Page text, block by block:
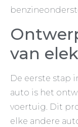
van
De eerste stap
auto is het
voertuig. Dit
elke andere